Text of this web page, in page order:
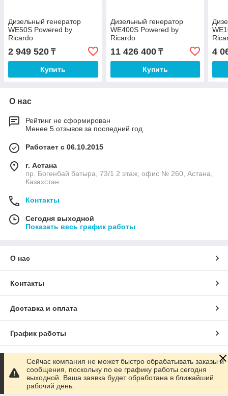
Дизельный генератор
WE50S Powered by
Ricardo
2 949 520 ₸
Купить
Дизельный генератор
WE400S Powered by
Ricardo
11 426 400₸
Купить
4
О нас
Рейтинг не сформирован
Менее 5 отзывов за последний год
Работает с 06.10.2015
г. Астана
пр. Богенбай батыра, 73/1 2 этаж, офис № 260, Астана,
Казахстан
Контакты
Сегодня выходной
Показать весь график работы
О нас
Контакты
Доставка и оплата
График работы
Полная версия сайта
Сайт создан на маркетплейсе Satu.kz
Сейчас компания не может быстро обрабатывать заказы и
сообщения, поскольку по ее графику работы сегодня
выходной. Ваша заявка будет обработана в ближайший
рабочий день.